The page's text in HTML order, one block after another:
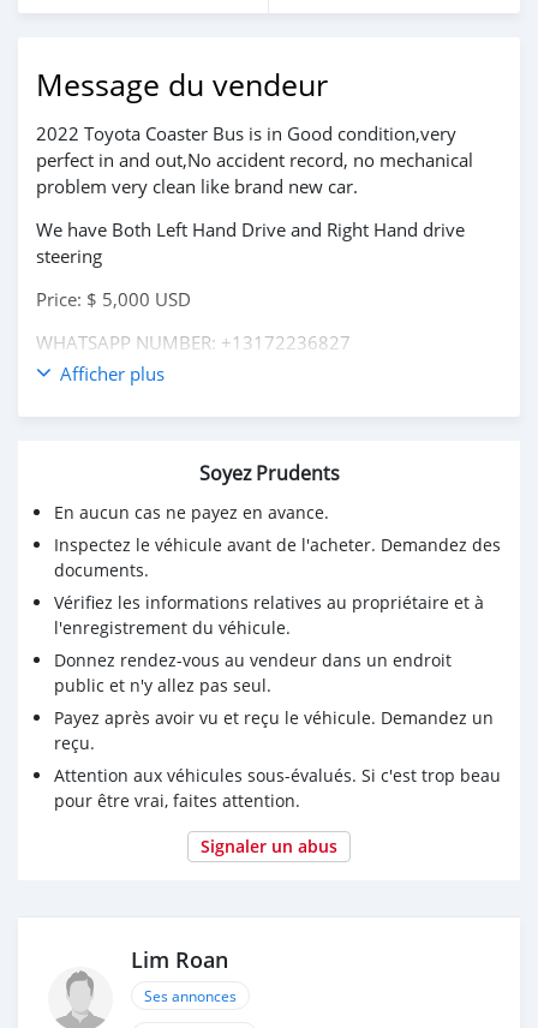
Message du vendeur
2022 Toyota Coaster Bus is in Good condition,very
perfect in and out,No accident record, no mechanical
problem very clean like brand new car.
We have Both Left Hand Drive and Right Hand drive
steering
Price: $ 5,000 USD
WHATSAPP NUMBER: +13172236827
CONTACT EMAIL: lucansachezs@hotmail.com
Afficher plus
Soyez Prudents
En aucun cas ne payez en avance.
Inspectez le véhicule avant de l'acheter. Demandez des
documents.
Vérifiez les informations relatives au propriétaire et à
l'enregistrement du véhicule.
Donnez rendez-vous au vendeur dans un endroit
public et n'y allez pas seul.
Payez après avoir vu et reçu le véhicule. Demandez un
reçu.
Attention aux véhicules sous-évalués. Si c'est trop beau
pour être vrai, faites attention.
Signaler un abus
Lim Roan
Ses annonces